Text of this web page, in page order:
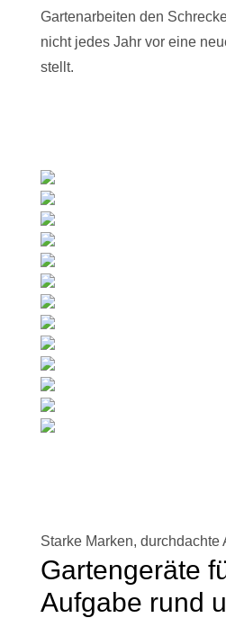
Gartenarbeiten den
nicht jedes Jahr vor eine
stellt.
Starke Marken, durchdachte
Gartengeräte
Aufgabe rund